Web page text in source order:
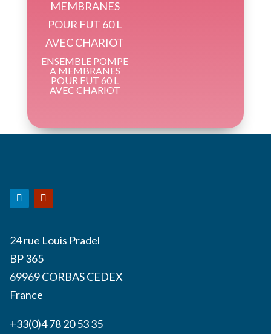
ENSEMBLE POMPE
A MEMBRANES
POUR FUT 60 L
AVEC CHARIOT
24 rue Louis Pradel
BP 365
69969 CORBAS CEDEX
France
+33(0)4 78 20 53 35